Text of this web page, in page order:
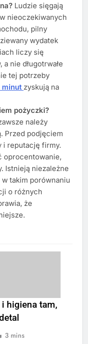
Ludzie sięgają
nieoczekiwanych
pilny
wydatek
liczy się
nie długotrwałe
tej potrzeby
minut zyskują na
pożyczki?
należy
Przed podjęciem
i reputację firmy.
oprocentowanie,
Istnieją niezależne
takim porównaniu
o różnych
że
higiena tam,
3 mins